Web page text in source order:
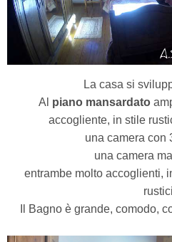
La casa si
Al piano mansardato
accogliente, in stile
una camera con
una camera
entrambe molto accoglienti,
Il Bagno è grande, comodo,